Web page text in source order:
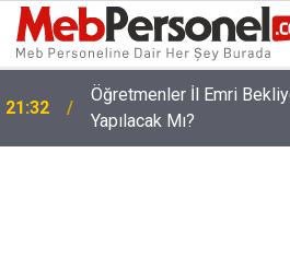
21:32
Öğretmenler İl Emri
Yapılacak Mı?